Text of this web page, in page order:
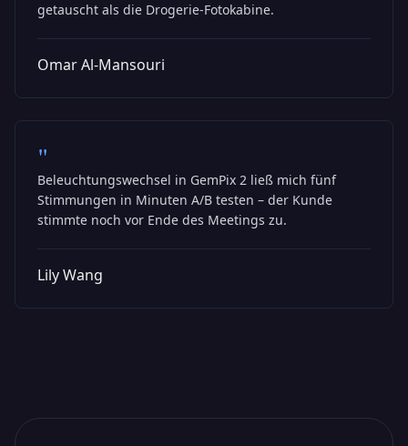
getauscht als die Drogerie-Fotokabine.
Omar Al-Mansouri
"
Beleuchtungswechsel in GemPix 2 ließ mich fünf
Stimmungen in Minuten A/B testen – der Kunde
stimmte noch vor Ende des Meetings zu.
Lily Wang